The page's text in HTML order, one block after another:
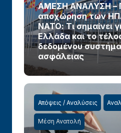
ΑΜΕΣΗ ΑΝΑΛΥΣΗ –
αποχώρηση των
ΝΑΤΟ: Τι σημαίνει
Ελλάδα και το
δεδομένου
ασφάλειας
Απόψεις / Αναλύσεις
Μέση Ανατολή